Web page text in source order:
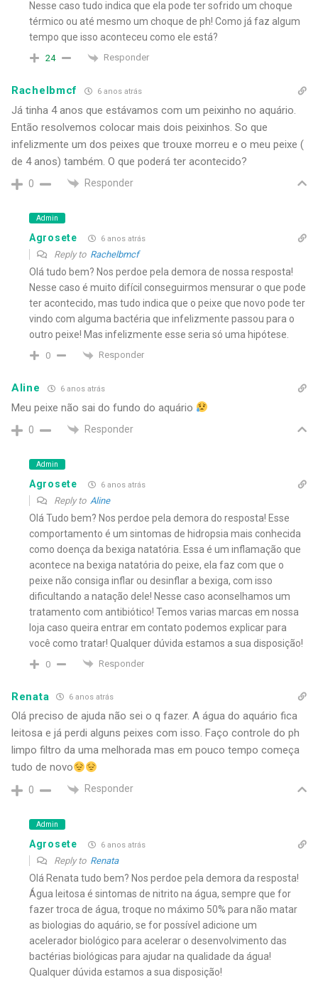
Nesse caso tudo indica que ela pode ter sofrido um choque
térmico ou até mesmo um choque de ph! Como já faz algum
tempo que isso aconteceu como ele está?
24 Responder
Rachelbmcf 6 anos atrás
Já tinha 4 anos que estávamos com um peixinho no aquário.
Então resolvemos colocar mais dois peixinhos. So que
infelizmente um dos peixes que trouxe morreu e o meu peixe (
de 4 anos) também. O que poderá ter acontecido?
0 Responder
Admin
Agrosete 6 anos atrás
Reply to Rachelbmcf
Olá tudo bem? Nos perdoe pela demora de nossa resposta!
Nesse caso é muito difícil conseguirmos mensurar o que pode
ter acontecido, mas tudo indica que o peixe que novo pode ter
vindo com alguma bactéria que infelizmente passou para o
outro peixe! Mas infelizmente esse seria só uma hipótese.
0 Responder
Aline 6 anos atrás
Meu peixe não sai do fundo do aquário
0 Responder
Admin
Agrosete 6 anos atrás
Reply to Aline
Olá Tudo bem? Nos perdoe pela demora do resposta! Esse
comportamento é um sintomas de hidropsia mais conhecida
como doença da bexiga natatória. Essa é um inflamação que
acontece na bexiga natatória do peixe, ela faz com que o
peixe não consiga inflar ou desinflar a bexiga, com isso
dificultando a natação dele! Nesse caso aconselhamos um
tratamento com antibiótico! Temos varias marcas em nossa
loja caso queira entrar em contato podemos explicar para
você como tratar! Qualquer dúvida estamos a sua disposição!
0 Responder
Renata 6 anos atrás
Olá preciso de ajuda não sei o q fazer. A água do aquário fica
leitosa e já perdi alguns peixes com isso. Faço controle do ph
limpo filtro da uma melhorada mas em pouco tempo começa
tudo de novo
0 Responder
Admin
Agrosete 6 anos atrás
Reply to Renata
Olá Renata tudo bem? Nos perdoe pela demora da resposta!
Água leitosa é sintomas de nitrito na água, sempre que for
fazer troca de água, troque no máximo 50% para não matar
as biologias do aquário, se for possível adicione um
acelerador biológico para acelerar o desenvolvimento das
bactérias biológicas para ajudar na qualidade da água!
Qualquer dúvida estamos a sua disposição!